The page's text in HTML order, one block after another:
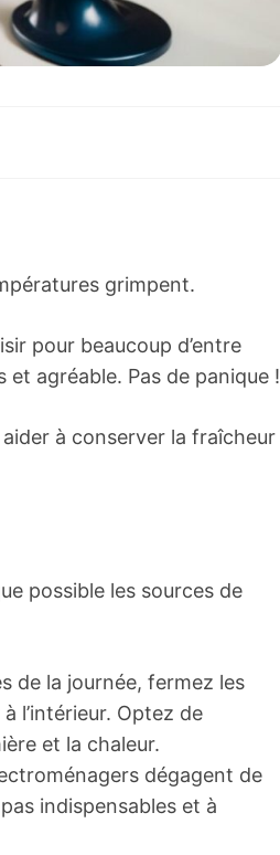
grimpent.
pour beaucoup d’entre
agréable. Pas de panique !
à conserver la fraîcheur
possible les sources de
de la journée, fermez les
l’intérieur. Optez de
et la chaleur.
dégagent de
indispensables et à